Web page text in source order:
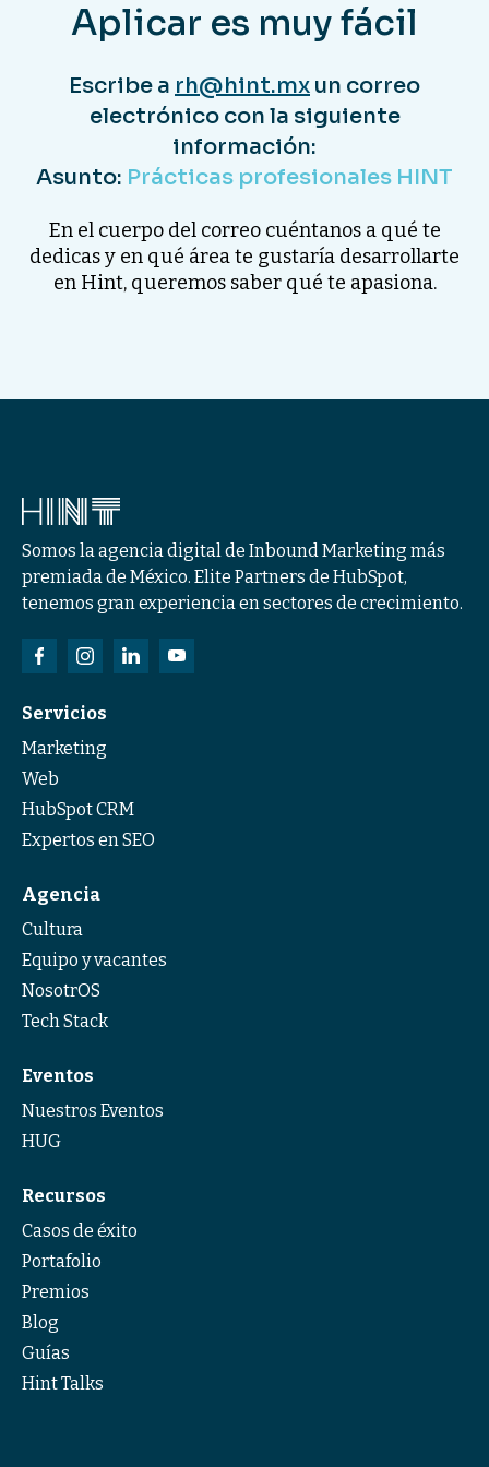
Aplicar es muy fácil
Escribe a rh@hint.mx un correo
electrónico con la siguiente
información:
Asunto: Prácticas profesionales HINT
En el cuerpo del correo cuéntanos a qué te
dedicas y en qué área te gustaría desarrollarte
en Hint, queremos saber qué te apasiona.
Somos la agencia digital de Inbound Marketing más
premiada de México. Elite Partners de HubSpot,
tenemos gran experiencia en sectores de crecimiento.
Servicios
Marketing
Web
HubSpot CRM
Expertos en SEO
Agencia
Cultura
Equipo y vacantes
NosotrOS
Tech Stack
Eventos
Nuestros Eventos
HUG
Recursos
Casos de éxito
Portafolio
Premios
Blog
Guías
Hint Talks